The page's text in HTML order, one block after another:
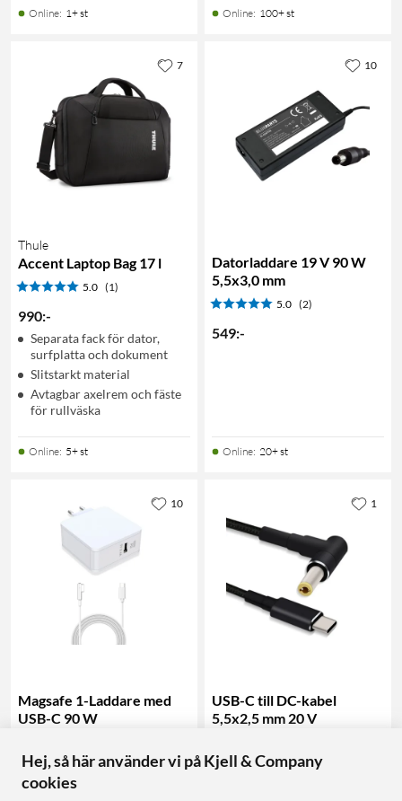
Online: 1+ st Online: 100+ st
Thule
Accent Laptop Bag 17 l
5.0 (1)
990:-
Separata fack för dator,
surfplatta och dokument
Slitstarkt material
Avtagbar axelrem och fäste
för rullväska
Online: 5+ st
7
Datorladdare 19 V 90 W
5,5x3,0 mm
5.0 (2)
549:-
Online: 20+ st
10
Magsafe 1-Laddare med
USB-C 90 W
599:-
10
USB-C till DC-kabel
5,5x2,5 mm 20 V
199 90
1
Hej, så här använder vi på Kjell & Company
cookies